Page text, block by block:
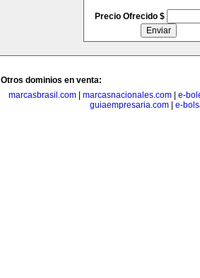
Precio Ofrecido $
Otros dominios en venta:
marcasbrasil.com| marcasnacionales.com| e-
guiaempresaria.com
e-